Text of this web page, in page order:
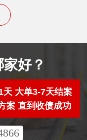
好？
天 大单3-7天结案
案 直到收债成功